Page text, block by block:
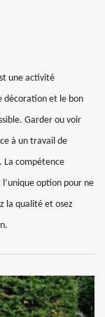
une activité
décoration et le bon
Garder ou voir
à un travail de
La compétence
option pour ne
la qualité et osez